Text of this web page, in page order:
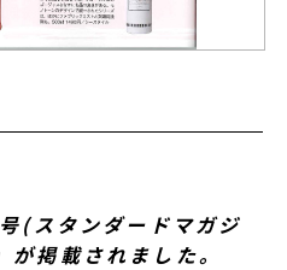
(スタンダードマガジ
掲載されました。